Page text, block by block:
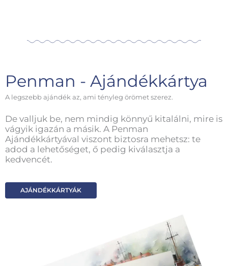
Penman - Ajándékkártya
A legszebb ajándék az, ami tényleg örömet szerez.
De valljuk be, nem mindig könnyű kitalálni, mire is
vágyik igazán a másik. A Penman
Ajándékkártyával viszont biztosra mehetsz: te
adod a lehetőséget, ő pedig kiválasztja a
kedvencét.
AJÁNDÉKKÁRTYÁK